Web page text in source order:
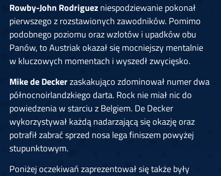
Rowby-John Rodriguezniespodziewanie pokonał
pierwszego z rozstawionych zawodników. Pomimo
podobnego poziomu oraz wzlotów i upadków obu
Panów, to Austriak okazał się mocniejszy mentalnie
w kluczowych momentach i wyszedł zwycięsko.
Mike de Deckerzaskakująco zdominował numer dwa
północnoirlandzkiego darta. Rock nie miał nic do
powiedzenia w starciu z Belgiem. De Decker
wykorzystywał każdą nadarzającą się okazję oraz
potrafił zabrać sprzed nosa lega finiszem powyżej
stupunktowym.
Poniżej oczekiwań zaprezentował się także były